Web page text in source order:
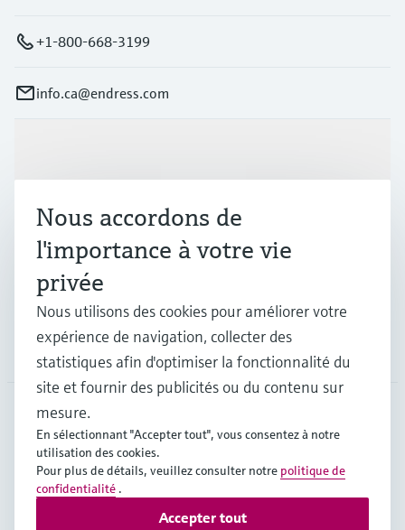
+1-800-668-3199
info.ca@endress.com
Industries
Support
Société
CAN•Français
Copyright © Endress+Hauser Group Services AG
Conditions d'utilisation
Nous accordons de
l'importance à votre vie
privée
Nous utilisons des cookies pour améliorer votre
expérience de navigation, collecter des
statistiques afin d'optimiser la fonctionnalité du
site et fournir des publicités ou du contenu sur
mesure.
En sélectionnant "Accepter tout", vous consentez à notre
utilisation des cookies.
Pour plus de détails, veuillez consulter notre politique de
confidentialité .
Accepter tout